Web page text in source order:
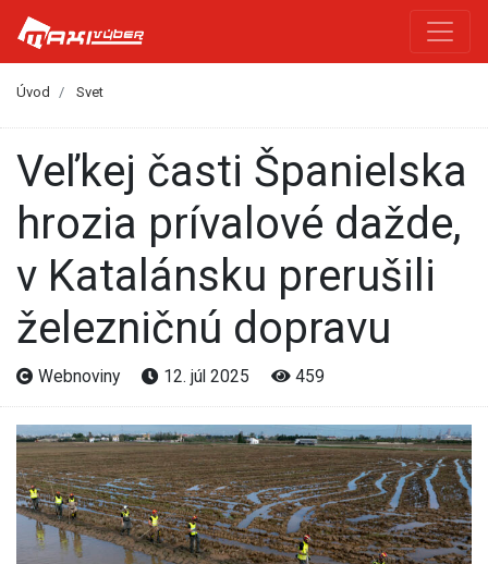
Úvod Svet
Veľkej časti Španielska
hrozia prívalové dažde,
v Katalánsku prerušili
železničnú dopravu
Webnoviny 12. júl 2025 459